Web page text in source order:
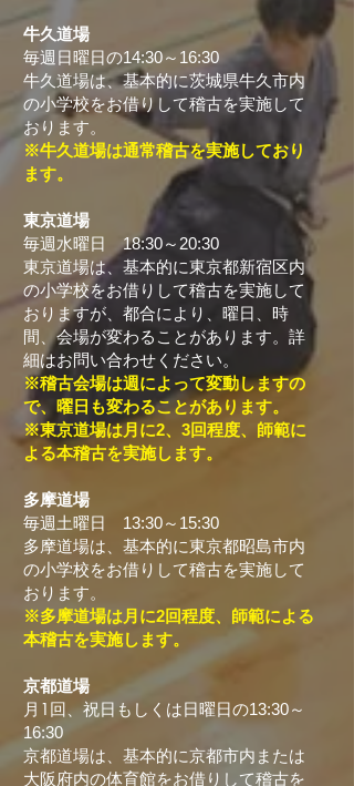
牛久道場
毎週日曜日の14:30～16:30
牛久道場は、基本的に茨城県牛久市内
の小学校をお借りして稽古を実施して
おります。
※牛久道場は通常稽古を実施しており
ます。
東京道場
毎週水曜日 18:30～20:30
東京道場は、基本的に東京都新宿区内
の小学校をお借りして稽古を実施して
おりますが、都合により、曜日、時
間、会場が変わることがあります。詳
細はお問い合わせください。
※稽古会場は週によって変動しますの
で、曜日も変わることがあります。
※東京道場は月に2、3回程度、師範に
よる本稽古を実施します。
多摩道場
毎週土曜日 13:30～15:30
多摩道場は、基本的に東京都昭島市内
の小学校をお借りして稽古を実施して
おります。
※多摩道場は月に2回程度、師範による
本稽古を実施します。
京都道場
月1回、祝日もしくは日曜日の13:30～
16:30
京都道場は、基本的に京都市内または
大阪府内の体育館をお借りして稽古を